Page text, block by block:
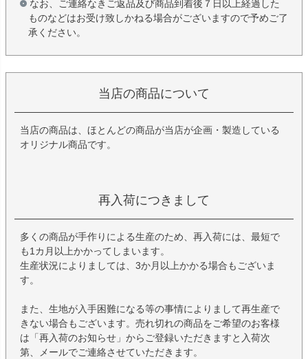
なお、ご連絡なきご返品及び商品到着後７日以上経過した
ものなどはお受け致しかねる場合がございますので予めご了
承ください。
当店の商品について
当店の商品は、ほとんどの商品が当店が企画・製造している
オリジナル商品です。
再入荷につきまして
多くの商品が手作りによる生産のため、再入荷には、最短で
も1カ月以上かかってしまいます。
生産状況によりましては、3か月以上かかる場合もございま
す。
また、生地が入手困難になる等の事情によりまして再生産で
きない場合もございます。売れ切れの商品をご希望のお客様
は「再入荷のお知らせ」からご登録いただきますと入荷次
第、メールでご連絡させていただきます。